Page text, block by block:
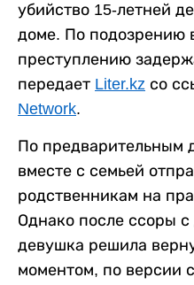
убийство 15-летней
доме. По подозрению
преступлению
передает Liter.kz со
Network.
По предварительным
вместе с семьей
родственникам на
Однако после ссоры
девушка решила
моментом, по версии